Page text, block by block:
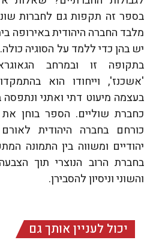
בספר זה תקפות גם לחברות
מלבד החברה היהודית באירופה
יש בהן כדי ללמד על הסוגיה
בתקופה זו ובמרחב
'אשכנז', וייחודו הוא
בעצמה מיעוט דתי ואתני ונתפסה
כחברת שוליים. הספר בוחן את
כורחם בחברה היהודית
יהודיים ומשווה בין התמונה
בחברת הרוב הנוצרי תוך
והשוני וניסיון להסבירן.
יכול לעניין אותך גם